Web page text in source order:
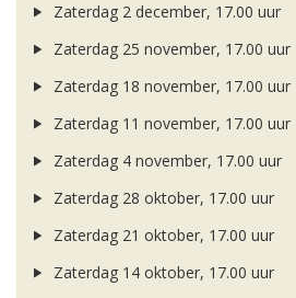
Zaterdag 2 december, 17.00 uur
Zaterdag 25 november, 17.00 uur
Zaterdag 18 november, 17.00 uur
Zaterdag 11 november, 17.00 uur
Zaterdag 4 november, 17.00 uur
Zaterdag 28 oktober, 17.00 uur
Zaterdag 21 oktober, 17.00 uur
Zaterdag 14 oktober, 17.00 uur